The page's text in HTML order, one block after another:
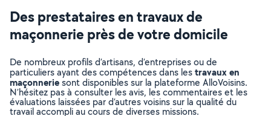
Des prestataires en travaux de
maçonnerie près de votre domicile
De nombreux profils d’artisans, d’entreprises ou de
particuliers ayant des compétences dans lestravaux en
maçonneriesont disponibles sur la plateforme AlloVoisins.
N’hésitez pas à consulter les avis, les commentaires et les
évaluations laissées par d’autres voisins sur la qualité du
travail accompli au cours de diverses missions.